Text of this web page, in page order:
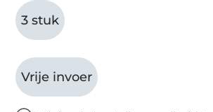
3 stuk
Vrije invoer